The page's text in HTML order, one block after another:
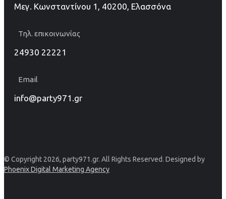
Μεγ. Κωνσταντίνου 1, 40200, Ελασσόνα
Τηλ. επικοινωνίας
24930 22221
Email
info@party971.gr
© Copyright 2026, party971.gr. All Rights Reserved. Designed by
Phoenix Digital Marketing Agency